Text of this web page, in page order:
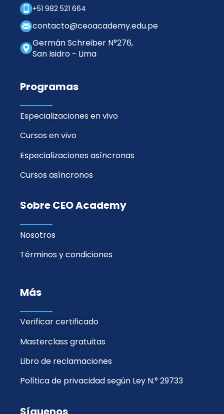
+51 982 521 664
contacto@ceoacademy.edu.pe
Germán Schreiber N°276,
San Isidro - Lima
Programas
Especializaciones en vivo
Cursos en vivo
Especializaciones asíncronas
Cursos asíncronos
Sobre CEO Academy
Nosotros
Términos y condiciones
Más
Verificar certificado
Masterclass gratuitas
Libro de reclamaciones
Política de privacidad según Ley N.° 29733